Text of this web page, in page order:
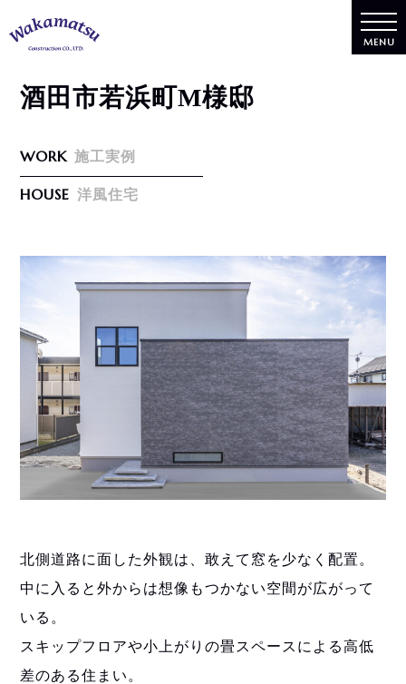
MENU
酒田市若浜町M様邸
WORK 施工実例
HOUSE 洋風住宅
北側道路に面した外観は、敢えて窓を少なく配置。
中に入ると外からは想像もつかない空間が広がって
いる。
スキップフロアや小上がりの畳スペースによる高低
差のある住まい。